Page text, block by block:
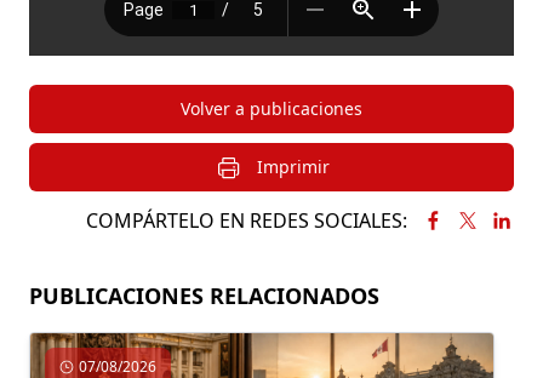
Volver a publicaciones
Imprimir
COMPÁRTELO EN REDES SOCIALES:
PUBLICACIONES RELACIONADOS
07/08/2026